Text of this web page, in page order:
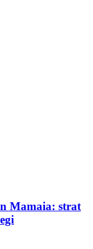
Mamaia: strat